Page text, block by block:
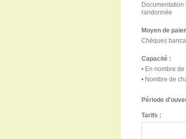
randonnée
Moyen de
Chèques
Capacité :
• En nombre
• Nombre de
Période
Tarifs :